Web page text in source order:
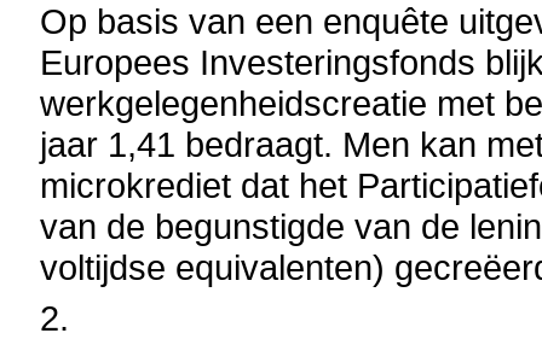
Op basis van een enquête
Europees Investeringsfonds
werkgelegenheidscreatie met
jaar 1,41 bedraagt. Men kan
microkrediet dat het
van de begunstigde van de
voltijdse equivalenten)
2.